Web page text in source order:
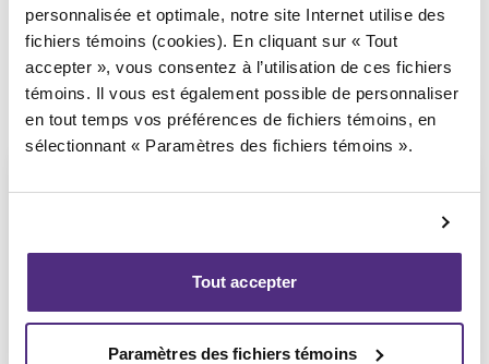
personnalisée et optimale, notre site Internet utilise des
fichiers témoins (cookies). En cliquant sur « Tout
accepter », vous consentez à l’utilisation de ces fichiers
témoins. Il vous est également possible de personnaliser
en tout temps vos préférences de fichiers témoins, en
sélectionnant « Paramètres des fichiers témoins ».
Tout accepter
Paramètres des fichiers témoins
Guyllaume Amiot
LL.B, PAIR, SAI